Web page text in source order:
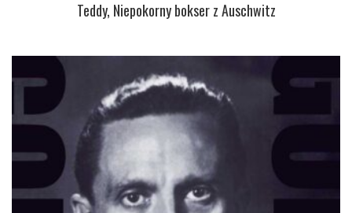
Teddy, Niepokorny bokser z Auschwitz